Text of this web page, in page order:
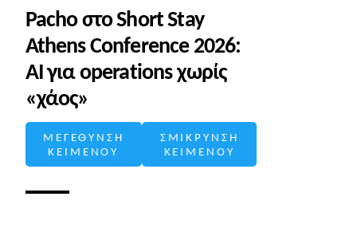
Pacho στο Short Stay
Athens Conference 2026:
AI για operations χωρίς
«χάος»
ΜΕΓΕΘΥΝΣΗ
ΚΕΙΜΕΝΟΥ
ΣΜΙΚΡΥΝΣΗ
ΚΕΙΜΕΝΟΥ